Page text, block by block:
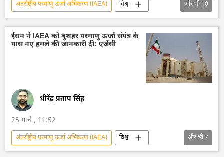
अंतर्राष्ट्रीय परमाणु ऊर्जा अभिकरण (IAEA)
विश्व
ईरान
अमेरिका-इजराइल-ईरान युद्ध
इजराइल
परमाणु संयंत्र
परमाणु ऊर्जा
परमाणु परीक्षण
डॉनल्ड ट्रम्प
और भी10
ईरान ने IAEA को बुशहर परमाणु ऊर्जा संयंत्र के
पास नए हमले की जानकारी दी: एजेंसी
धीरेंद्र प्रताप सिंह
25 मार्च , 11:52
अंतर्राष्ट्रीय परमाणु ऊर्जा अभिकरण (IAEA)
विश्व
ईरान
अमेरिका-इजराइल-ईरान युद्ध
और भी7